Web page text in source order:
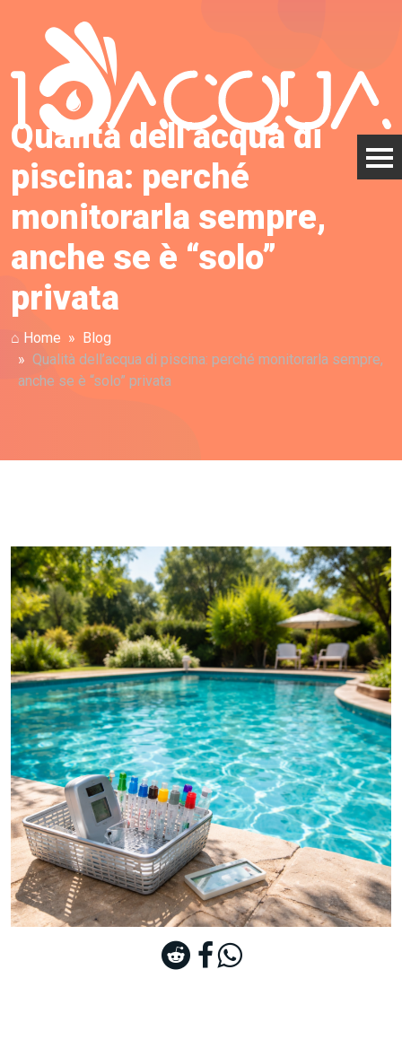
Qualità dell’acqua di
piscina: perché
monitorarla sempre,
anche se è “solo”
privata
⌂ Home
Blog
Qualità dell’acqua di piscina: perché monitorarla sempre,
anche se è “solo” privata